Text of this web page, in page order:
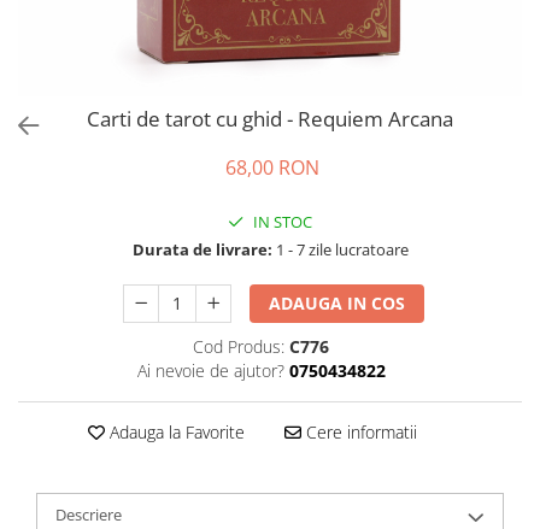
Carti de tarot cu ghid - Requiem Arcana
68,00 RON
IN STOC
Durata de livrare: 1 - 7 zile lucratoare
ADAUGA IN COS
Cod Produs: C776
Ai nevoie de ajutor? 0750434822
Adauga la Favorite Cere informatii
Descriere